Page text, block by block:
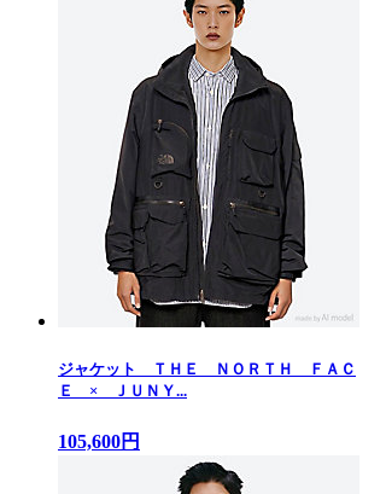
ジャケット ＴＨＥ ＮＯＲＴＨ ＦＡＣ
Ｅ × ＪＵＮＹ...
105,600円